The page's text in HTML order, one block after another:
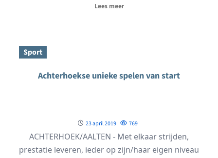
Lees meer
Sport
Achterhoekse unieke spelen van start
23 april 2019 769
ACHTERHOEK/AALTEN - Met elkaar strijden,
prestatie leveren, ieder op zijn/haar eigen niveau